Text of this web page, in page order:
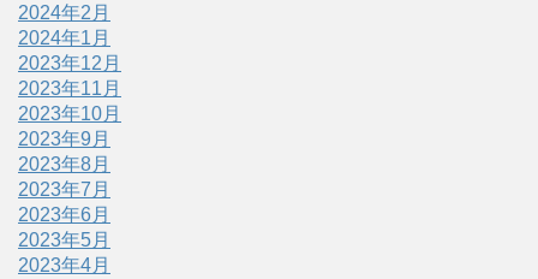
2024年2月
2024年1月
2023年12月
2023年11月
2023年10月
2023年9月
2023年8月
2023年7月
2023年6月
2023年5月
2023年4月